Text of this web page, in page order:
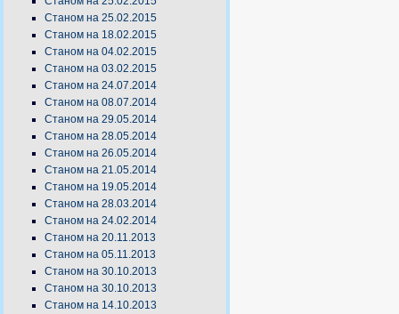
Станом на 25.02.2015
Станом на 18.02.2015
Станом на 04.02.2015
Станом на 03.02.2015
Станом на 24.07.2014
Станом на 08.07.2014
Станом на 29.05.2014
Станом на 28.05.2014
Станом на 26.05.2014
Станом на 21.05.2014
Станом на 19.05.2014
Станом на 28.03.2014
Станом на 24.02.2014
Станом на 20.11.2013
Станом на 05.11.2013
Станом на 30.10.2013
Станом на 30.10.2013
Станом на 14.10.2013